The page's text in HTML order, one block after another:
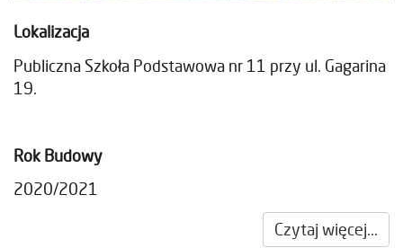
Lokalizacja
Publiczna Szkoła Podstawowa nr 11 przy ul. Gagarina
19.
Rok Budowy
2020/2021
Czytaj więcej...